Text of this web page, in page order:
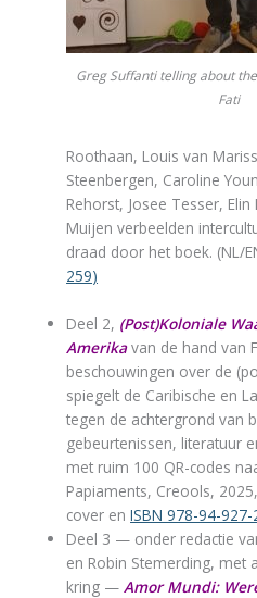
Greg Suffanti telling about
Fati
Roothaan, Louis van
Steenbergen, Caroline
Rehorst, Josee Tesser,
Muijen verbeelden
draad door het boek. (NL/
259)
Deel 2, (Post)Koloniale
Amerikavan de hand van
beschouwingen over de
spiegelt de Caribische en
tegen de achtergrond van
gebeurtenissen, literatuur
met ruim 100 QR-codes
Papiaments, Creools,
cover enISBN 978-94-927-
Deel 3 — onder redactie
en Robin Stemerding, met
kring —Amor Mundi: